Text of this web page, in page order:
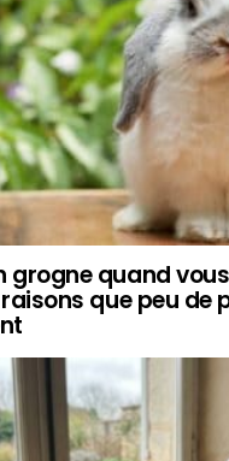
grogne quand
que peu de